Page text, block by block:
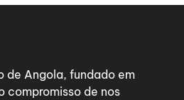
de Angola, fundado em
compromisso de nos